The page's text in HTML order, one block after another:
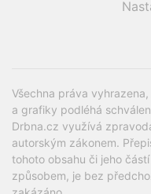
Všechna práva
a grafiky podléhá
Drbna.cz využívá
autorským zákonem.
tohoto obsahu či jeho
způsobem, je bez